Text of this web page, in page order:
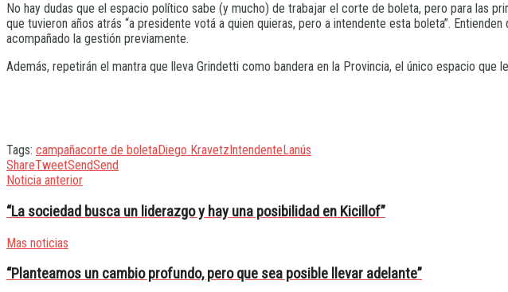
No hay dudas que el espacio político sabe (y mucho) de trabajar el corte de boleta, pero para las
que tuvieron años atrás “a presidente votá a quien quieras, pero a intendente esta boleta”.
acompañado la gestión previamente.
Además, repetirán el mantra que lleva Grindetti como bandera en la Provincia, el único espacio que
Tags: campañacorte de boletaDiego KravetzIntendenteLanús
ShareTweetSendSend
Noticia anterior
“La sociedad busca un liderazgo y hay una posibilidad en Kicillof”
Mas noticias
“Planteamos un cambio profundo, pero que sea posible llevar adelante”